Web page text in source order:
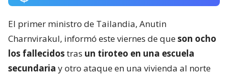
El primer ministro de Tailandia, Anutin
Charnvirakul, informó este viernes de queson ocho
los fallecidostras un tiroteo en una escuela
secundaria y otro ataque en una vivienda al norte